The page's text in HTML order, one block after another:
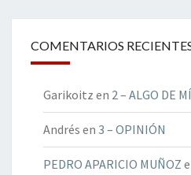
COMENTARIOS
Garikoitz en 2 – ALGO DE MÍ
Andrés en 3 – OPINIÓN
PEDRO APARICIO MUÑOZ